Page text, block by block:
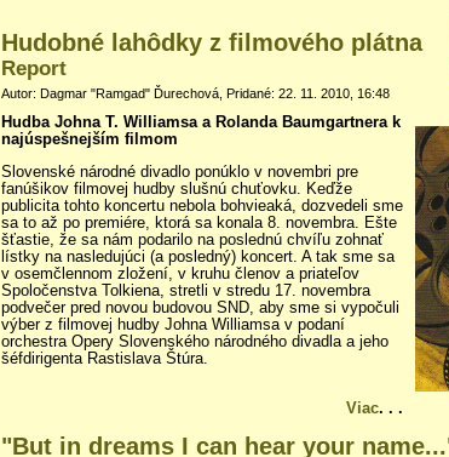
Hudobné lahôdky z filmového plátna
Report
Autor: Dagmar "Ramgad" Ďurechová, Pridané: 22. 11. 2010, 16:48
Hudba Johna T. Williamsa a Rolanda Baumgartnera k
najúspešnejším filmom
Slovenské národné divadlo ponúklo v novembri pre
fanúšikov filmovej hudby slušnú chuťovku. Keďže
publicita tohto koncertu nebola bohvieaká, dozvedeli sme
sa to až po premiére, ktorá sa konala 8. novembra. Ešte
šťastie, že sa nám podarilo na poslednú chvíľu zohnať
lístky na nasledujúci (a posledný) koncert. A tak sme sa
v osemčlennom zložení, v kruhu členov a priateľov
Spoločenstva Tolkiena, stretli v stredu 17. novembra
podvečer pred novou budovou SND, aby sme si vypočuli
výber z filmovej hudby Johna Williamsa v podaní
orchestra Opery Slovenského národného divadla a jeho
šéfdirigenta Rastislava Štúra.
. . .
Viac
"But in dreams I can hear your